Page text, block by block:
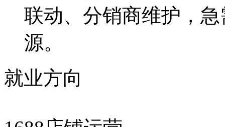
联动、分销商维护，
源。
就业方向